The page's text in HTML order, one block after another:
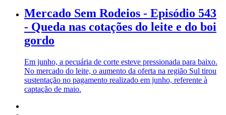
Mercado Sem Rodeios - Episódio 543
- Queda nas cotações do leite e do boi
gordo
Em junho, a pecuária de corte esteve pressionada para baixo.
No mercado do leite, o aumento da oferta na região Sul tirou
sustentação no pagamento realizado em junho, referente à
captação de maio.